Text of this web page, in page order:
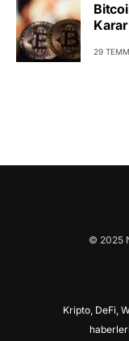
29
© 2025
Kripto, DeFi,